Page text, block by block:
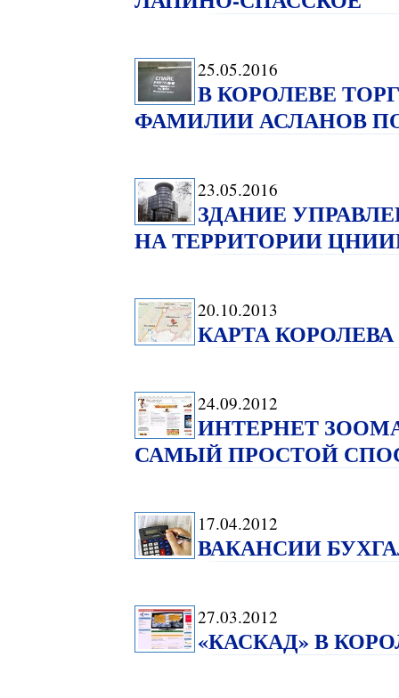
25.05.2016
В КОРОЛЕВЕ
ФАМИЛИИ АСЛАНОВ
23.05.2016
ЗДАНИЕ
НА ТЕРРИТОРИИ
20.10.2013
КАРТА
24.09.2012
ИНТЕРНЕТ
САМЫЙ ПРОСТОЙ
17.04.2012
ВАКАНСИИ
27.03.2012
«КАСКАД» В